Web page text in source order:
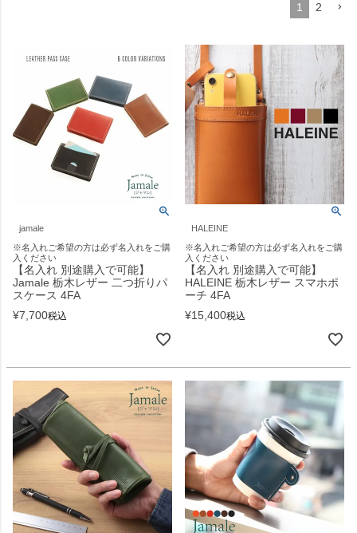
1
2
jamale
※名入れご希望の方は必ず名入れをご購
入ください
【名入れ 別途購入で可能】
Jamale 栃木レザー 二つ折りパ
スケース 4FA
¥7,700税込
HALEINE
※名入れご希望の方は必ず名入れをご購
入ください
【名入れ 別途購入で可能】
HALEINE 栃木レザー スマホポ
ーチ 4FA
¥15,400税込